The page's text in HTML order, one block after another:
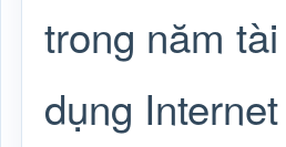
trong năm
dụng